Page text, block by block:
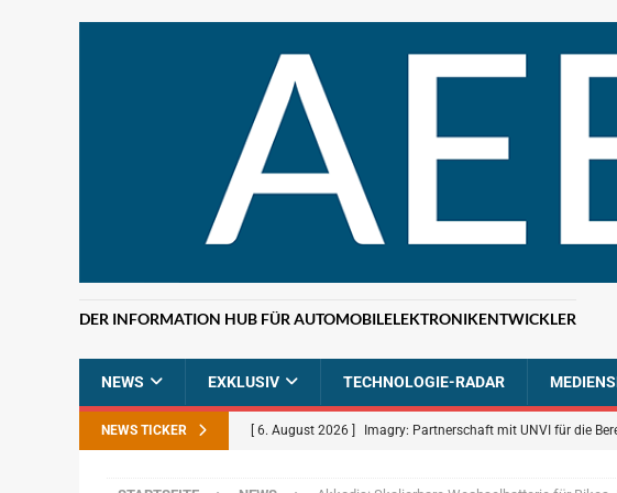
DER INFORMATION HUB FÜR AUTOMOBILELEKTRONIKENTWICKLER
NEWS EXKLUSIV TECHNOLOGIE-RADAR
NEWS TICKER [ 6. August 2026 ] Imagry: Partnerschaft mit UNVI für die